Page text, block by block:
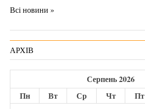
Всі новини »
АРХІВ
Серпень 2026
Пн
Вт Ср Чт Пт